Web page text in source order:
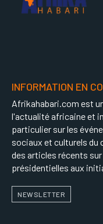
INFORMATION EN
Afrikahabari.com est
l'actualité africaine et
particulier sur les
sociaux et culturels
des articles récents
présidentielles aux
NEWSLETTER